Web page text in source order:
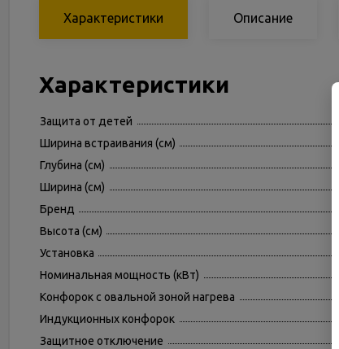
Характеристики Описание
Характеристики
Защита от детей
Ширина встраивания (см)
Глубина (см)
Ширина (см)
Бренд
Высота (см)
Установка
Номинальная мощность (кВт)
Конфорок с овальной зоной нагрева
Индукционных конфорок
Защитное отключение